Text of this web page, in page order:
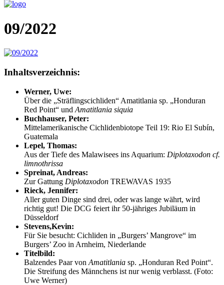
09/2022
Inhaltsverzeichnis:
Werner, Uwe:
Über die „Sträflingscichliden“ Amatitlania sp. „Honduran
Red Point“ und Amatitlania siquia
Buchhauser, Peter:
Mittelamerikanische Cichlidenbiotope Teil 19: Rio El Subín,
Guatemala
Lepel, Thomas:
Aus der Tiefe des Malawisees ins Aquarium: Diplotaxodon cf.
limnothrissa
Spreinat, Andreas:
Zur Gattung Diplotaxodon TREWAVAS 1935
Rieck, Jennifer:
Aller guten Dinge sind drei, oder was lange währt, wird
richtig gut! Die DCG feiert ihr 50-jähriges Jubiläum in
Düsseldorf
Stevens,Kevin:
Für Sie besucht: Cichliden in „Burgers’ Mangrove“ im
Burgers’ Zoo in Arnheim, Niederlande
Titelbild:
Balzendes Paar von Amatitlania sp. „Honduran Red Point“.
Die Streifung des Männchens ist nur wenig verblasst. (Foto:
Uwe Werner)